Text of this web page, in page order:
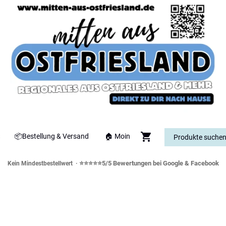
📦Bestellung & Versand 🏠 Moin
Kein Mindestbestellwert · ⭐⭐⭐⭐⭐5/5 Bewertungen bei Google & Facebook